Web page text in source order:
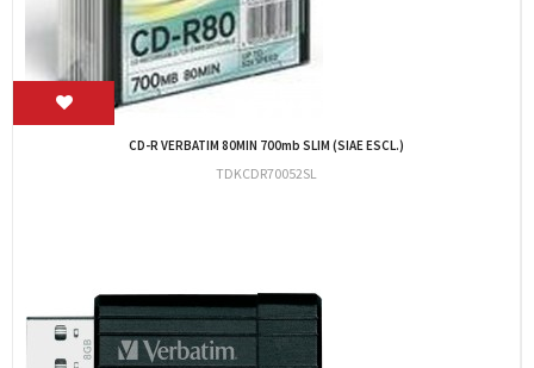
CF.250 BUSTE REFERTA CD 16X23 BLASETTI 153N
BL153N